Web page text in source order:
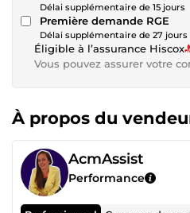
Délai supplémentaire de 15 jours
Première demande RGE
Délai supplémentaire de 27 jours
Éligible à l’assurance Hiscox
Vous pouvez assurer votre
À propos du
AcmAssist
Performance